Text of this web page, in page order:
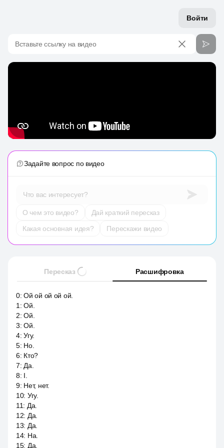
Войти
Вставьте ссылку на видео
Задайте вопрос по видео
Что вас интересует?
О чем это видео?
Дай краткий пересказ
Какая основная идея?
Перескажи видео
Пересказ Расшифровка
0:Ой ой ой ой ой.
1 :Ой.
2:Ой.
3:Ой.
4:Угу.
5: Но.
6: Кто?
7: Да.
8: I.
9: Нет, нет.
10: Угу.
11: Да.
12: Да.
13: Да.
14: На.
15: Да.